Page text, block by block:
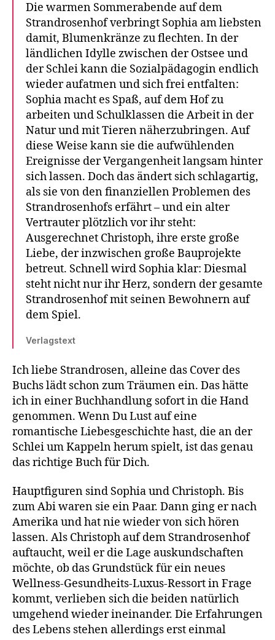
Die warmen Sommerabende auf dem
Strandrosenhof verbringt Sophia am liebsten
damit, Blumenkränze zu flechten. In der
ländlichen Idylle zwischen der Ostsee und
der Schlei kann die Sozialpädagogin endlich
wieder aufatmen und sich frei entfalten:
Sophia macht es Spaß, auf dem Hof zu
arbeiten und Schulklassen die Arbeit in der
Natur und mit Tieren näherzubringen. Auf
diese Weise kann sie die aufwühlenden
Ereignisse der Vergangenheit langsam hinter
sich lassen. Doch das ändert sich schlagartig,
als sie von den finanziellen Problemen des
Strandrosenhofs erfährt – und ein alter
Vertrauter plötzlich vor ihr steht:
Ausgerechnet Christoph, ihre erste große
Liebe, der inzwischen große Bauprojekte
betreut. Schnell wird Sophia klar: Diesmal
steht nicht nur ihr Herz, sondern der gesamte
Strandrosenhof mit seinen Bewohnern auf
dem Spiel.
Verlagstext
Ich liebe Strandrosen, alleine das Cover des
Buchs lädt schon zum Träumen ein. Das hätte
ich in einer Buchhandlung sofort in die Hand
genommen. Wenn Du Lust auf eine
romantische Liebesgeschichte hast, die an der
Schlei um Kappeln herum spielt, ist das genau
das richtige Buch für Dich.
Hauptfiguren sind Sophia und Christoph. Bis
zum Abi waren sie ein Paar. Dann ging er nach
Amerika und hat nie wieder von sich hören
lassen. Als Christoph auf dem Strandrosenhof
auftaucht, weil er die Lage auskundschaften
möchte, ob das Grundstück für ein neues
Wellness-Gesundheits-Luxus-Ressort in Frage
kommt, verlieben sich die beiden natürlich
umgehend wieder ineinander. Die Erfahrungen
des Lebens stehen allerdings erst einmal